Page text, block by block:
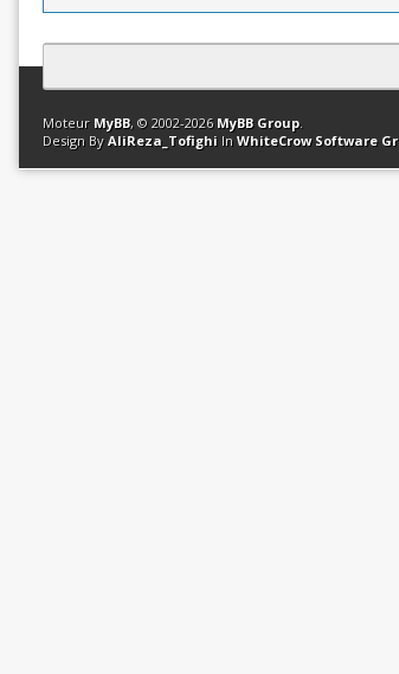
Contact Club Affiliation Retourner en haut
Moteur MyBB, © 2002-2026 MyBB Group.
Design By AliReza_Tofighi In WhiteCrow Software